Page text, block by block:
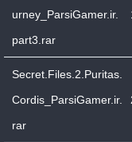
urney_ParsiGamer.ir.
part3.rar
Secret.Files.2.Puritas.
Cordis_ParsiGamer.ir.
rar